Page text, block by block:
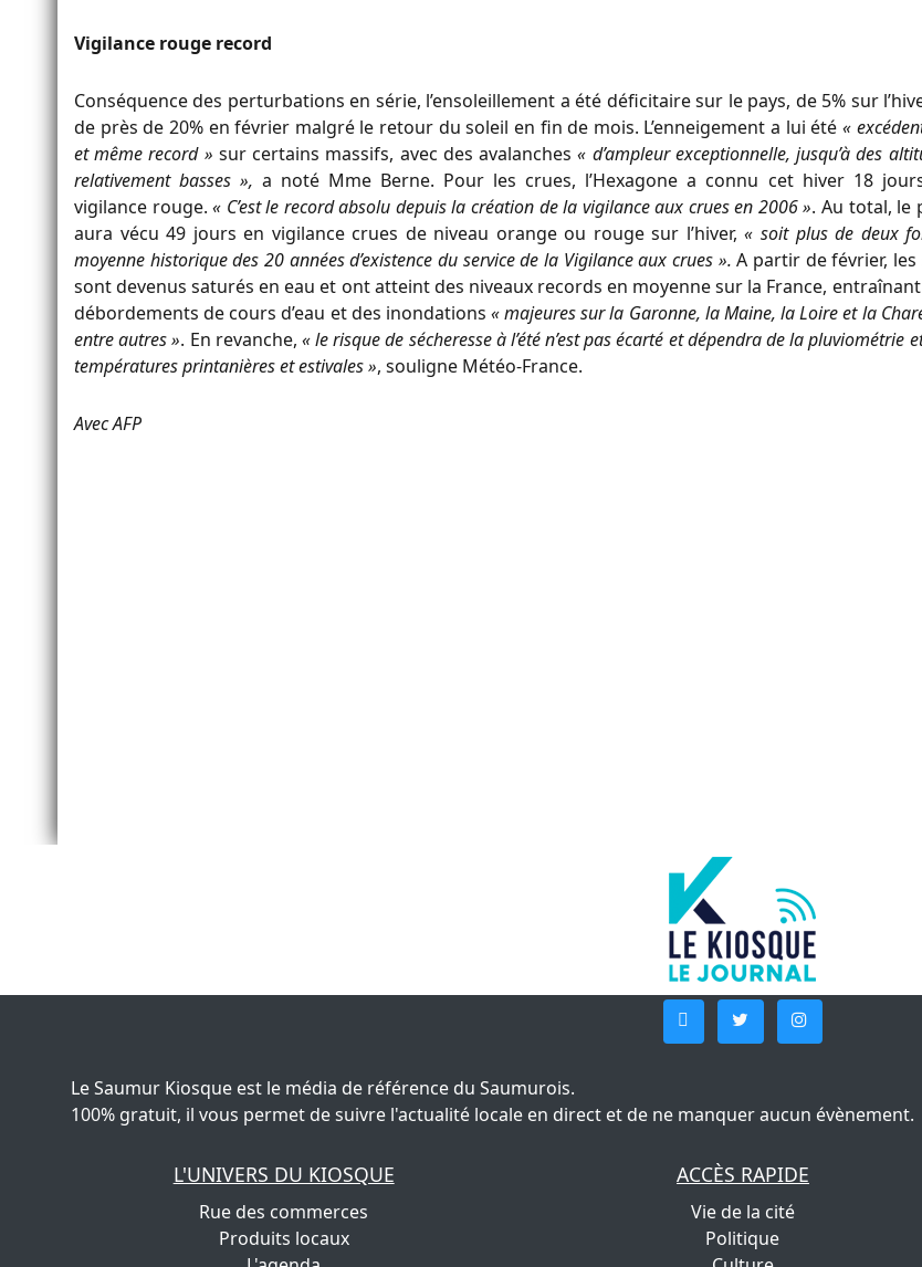
Vigilance rouge record
Conséquence des perturbations en série, l’ensoleillement a été déficitaire sur le pays, de 5% sur
de près de 20% en février malgré le retour du soleil en fin de mois. L’enneigement a lui été«
et même record » sur certains massifs, avec des avalanches« d’ampleur exceptionnelle, jusqu’à des
relativement basses », a noté Mme Berne. Pour les crues, l’Hexagone a connu cet hiver 18
vigilance rouge.« C’est le record absolu depuis la création de la vigilance aux crues en 2006 ». Au total, le
aura vécu 49 jours en vigilance crues de niveau orange ou rouge sur l’hiver, « soit plus de deux
moyenne historique des 20 années d’existence du service de la Vigilance aux crues ».A partir de février, les
sont devenus saturés en eau et ont atteint des niveaux records en moyenne sur la France,
débordements de cours d’eau et des inondations « majeures sur la Garonne, la Maine, la Loire et la
entre autres ». En revanche, « le risque de sécheresse à l’été n’est pas écarté et dépendra de la pluviométrie
températures printanières et estivales », souligne Météo-France.
Avec AFP
Le Saumur Kiosque est le média de référence du Saumurois.
100% gratuit, il vous permet de suivre l'actualité locale en direct et de ne manquer aucun évènement.
L'UNIVERS DU KIOSQUE
Rue des commerces
Produits locaux
ACCÈS RAPIDE
Vie de la cité
Politique